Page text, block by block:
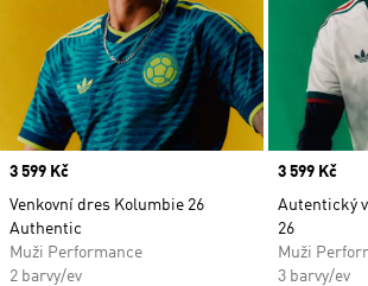
Price
3 599 Kč
Venkovní dres Kolumbie 26
Authentic
Muži Performance
2 barvy/ev
Price
3 599 Kč
Autentický
26
Muži
3 barvy/ev